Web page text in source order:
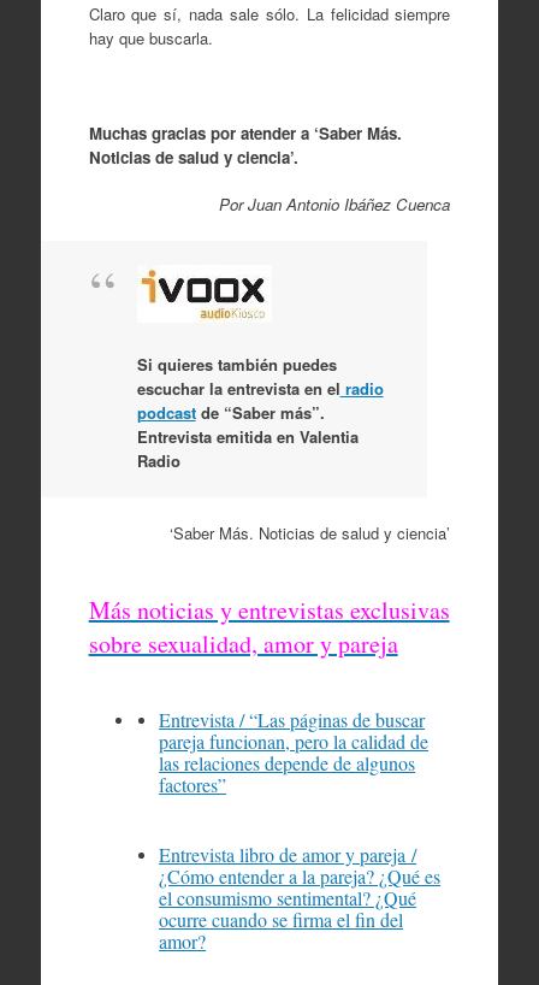
Claro que sí, nada sale sólo. La felicidad siempre
hay que buscarla.
Muchas gracias por atender a ‘Saber Más.
Noticias de salud y ciencia’.
Por Juan Antonio Ibáñez Cuenca
Si quieres también puedes
escuchar la entrevista en el radio
podcastde “Saber más”.
Entrevista emitida en Valentia
Radio
‘Saber Más. Noticias de salud y ciencia’
Más noticias y entrevistas exclusivas
sobre sexualidad, amor y pareja
Entrevista / “Las páginas de buscar
pareja funcionan, pero la calidad de
las relaciones depende de algunos
factores”
Entrevista libro de amor y pareja /
¿Cómo entender a la pareja? ¿Qué es
el consumismo sentimental? ¿Qué
ocurre cuando se firma el fin del
amor?